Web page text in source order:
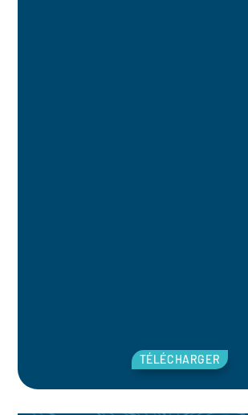
TÉLÉCHARGER